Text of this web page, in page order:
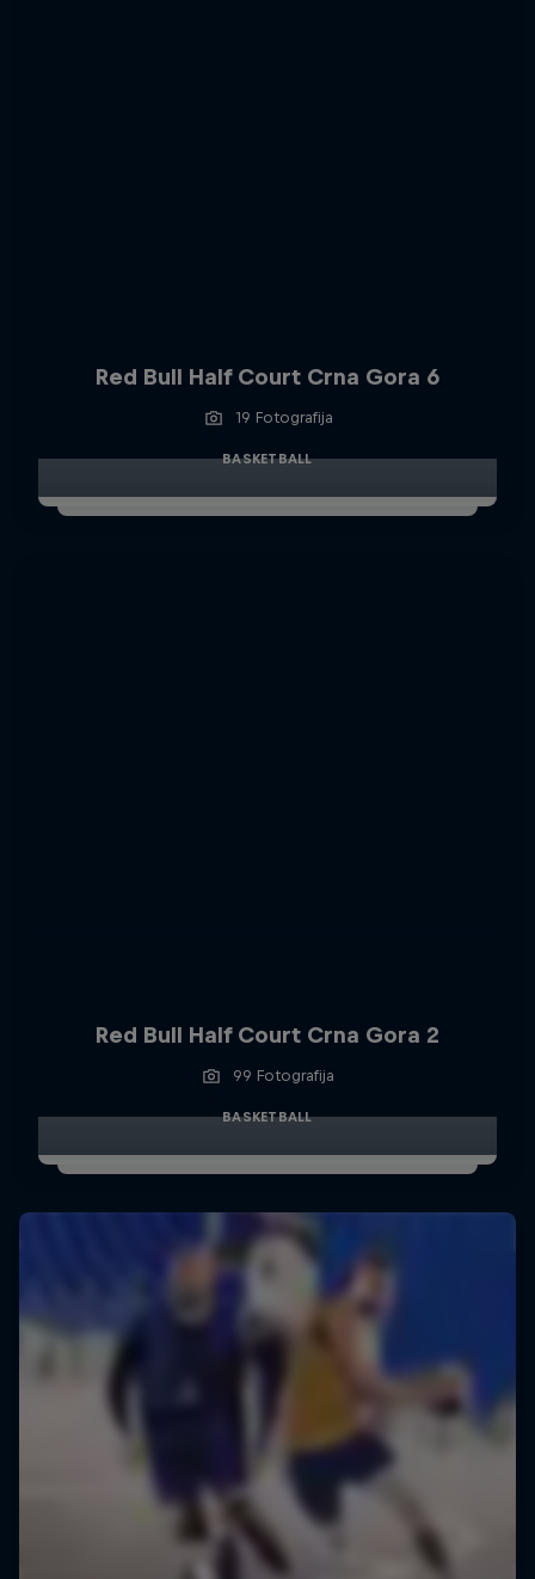
Red Bull Half Court Crna Gora 6
19 Fotografija
BASKETBALL
Red Bull Half Court Crna Gora 2
99 Fotografija
BASKETBALL